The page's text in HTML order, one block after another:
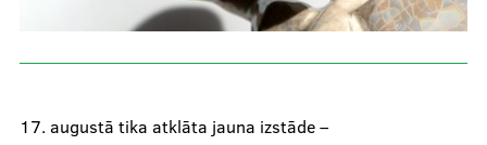
17. augustā tika atklāta jauna izstāde –